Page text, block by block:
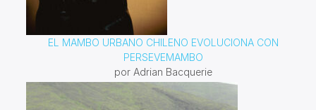
EL MAMBO URBANO CHILENO EVOLUCIONA CON
PERSEVEMAMBO
por Adrian Bacquerie